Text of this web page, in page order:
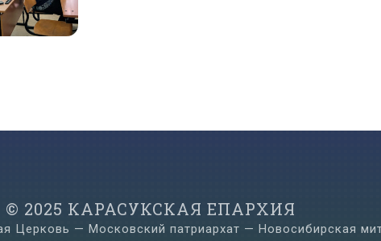
© 2025 КАРАСУКСКАЯ ЕПАРХИЯ
Церковь — Московский патриархат — Новосибирская